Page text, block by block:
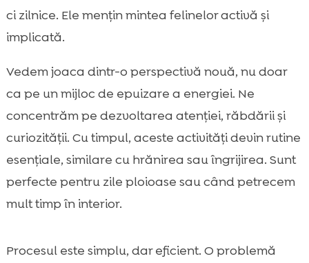
ci zilnice. Ele mențin mintea felinelor activă și
implicată.
Vedem joaca dintr-o perspectivă nouă, nu doar
ca pe un mijloc de epuizare a energiei. Ne
concentrăm pe dezvoltarea atenției, răbdării și
curiozității. Cu timpul, aceste activități devin rutine
esențiale, similare cu hrănirea sau îngrijirea. Sunt
perfecte pentru zile ploioase sau când petrecem
mult timp în interior.
Procesul este simplu, dar eficient. O problemă